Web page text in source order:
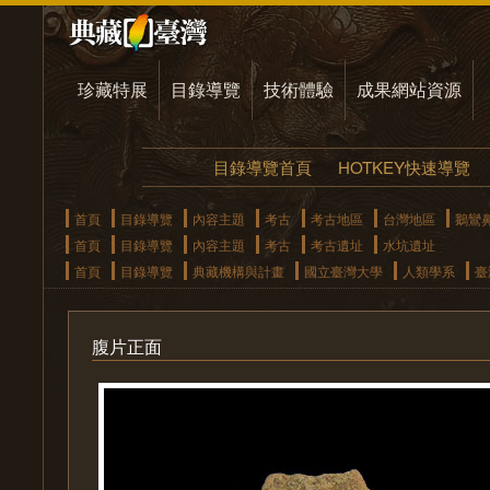
珍藏特展 目錄導覽 技術體驗 成果網站資源
目錄導覽首頁 HOTKEY快速導覽
首頁 目錄導覽 內容主題 考古 考古地區 台灣地區
鵝鸞
首頁
目錄導覽 內容主題 考古 考古遺址
水坑遺址
首頁
目錄導覽 典藏機構與計畫 國立臺灣大學 人類學系
腹片正面